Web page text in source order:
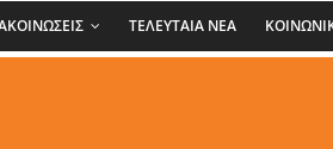
ΤΕΛΕΥΤΑΙΑ ΝΕΑ